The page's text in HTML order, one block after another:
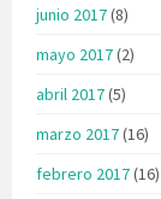
junio 2017(8)
mayo 2017(2)
abril 2017(5)
marzo 2017(16)
febrero 2017(16)